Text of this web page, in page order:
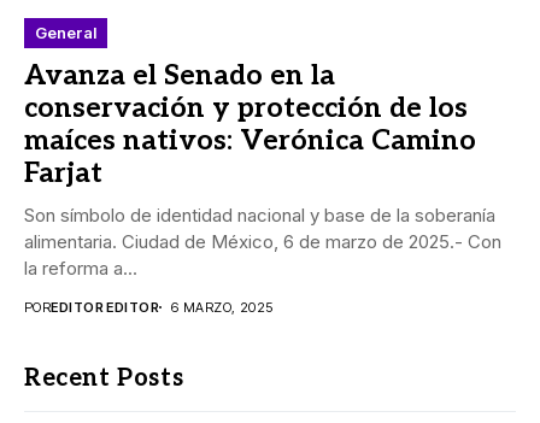
General
Avanza el Senado en la
conservación y protección de los
maíces nativos: Verónica Camino
Farjat
Son símbolo de identidad nacional y base de la soberanía
alimentaria. Ciudad de México, 6 de marzo de 2025.- Con
la reforma a...
POREDITOR EDITOR 6 MARZO, 2025
Recent Posts